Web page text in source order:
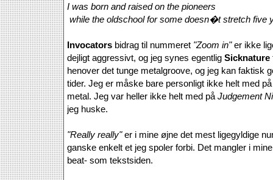
I was born and raised on the pioneers
while the oldschool for some doesn�t stretch five
Invocators bidrag til nummeret "Zoom in"er ikke
dejligt aggressivt, og jeg synes egentlig Sicknature
henover det tunge metalgroove, og jeg kan faktisk
tider. Jeg er måske bare personligt ikke helt med
metal. Jeg var heller ikke helt med på Judgement
jeg huske.
"Really really"er i mine øjne det mest ligegyldige
ganske enkelt et jeg spoler forbi. Det mangler i
beat- som tekstsiden.